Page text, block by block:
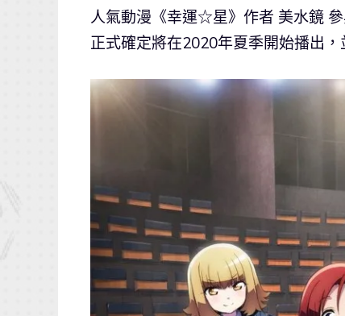
人氣動漫《幸運☆星》作者 美水鏡
正式確定將在2020年夏季開始播出，